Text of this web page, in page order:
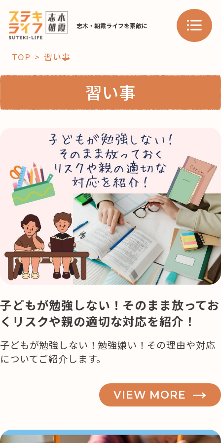
志木・朝霞ライフを素敵に
「コト」
子育て
暮らし
おすすめ
スポット 学び・教育
「場」
HAREL HAREL
活用事例
「モノ」
協賛・協力店
コーディネーター紹介
これからの暮らし 住み替え相談
TOP 習い事
習い事
子どもが勉強しない！そのまま放ってお
くリスクや親の適切な対応を紹介！
子どもが勉強しない！勉強嫌い！その理由や対応
についてご紹介します。
VIEW MORE